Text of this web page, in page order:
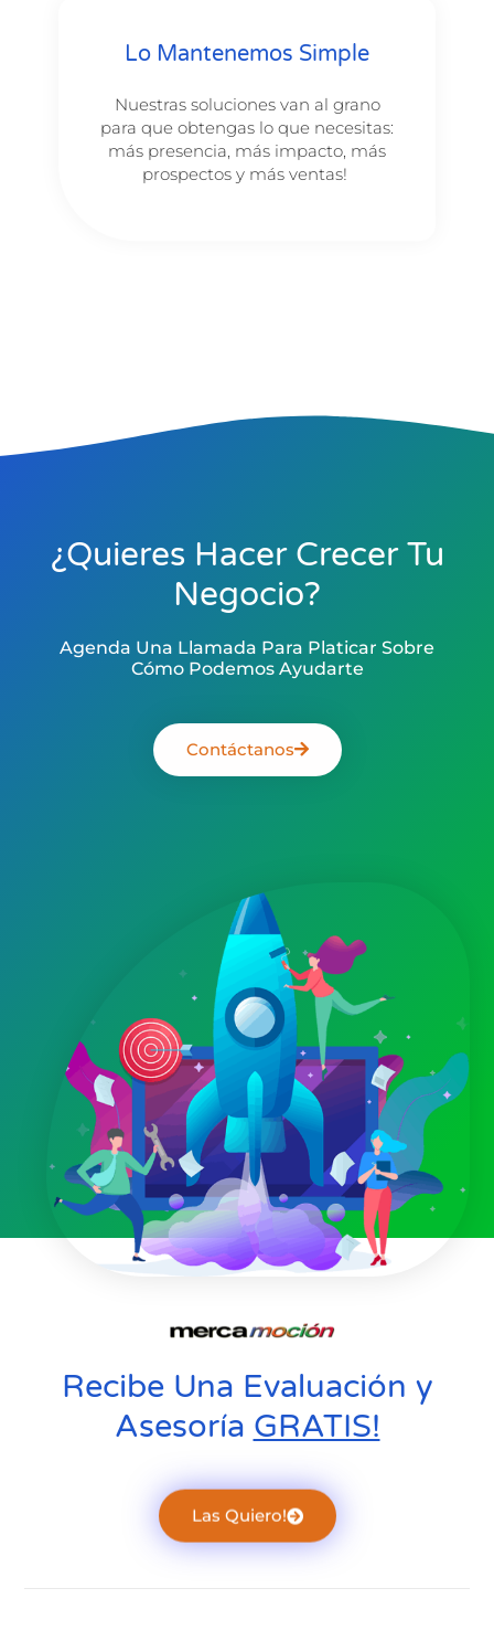
Lo Mantenemos Simple
Nuestras soluciones van al grano
para que obtengas lo que necesitas:
más presencia, más impacto, más
prospectos y más ventas!
¿Quieres Hacer Crecer Tu
Negocio?
Agenda Una Llamada Para Platicar Sobre
Cómo Podemos Ayudarte
Contáctanos
Recibe Una Evaluación y
Asesoría GRATIS!
Las Quiero!